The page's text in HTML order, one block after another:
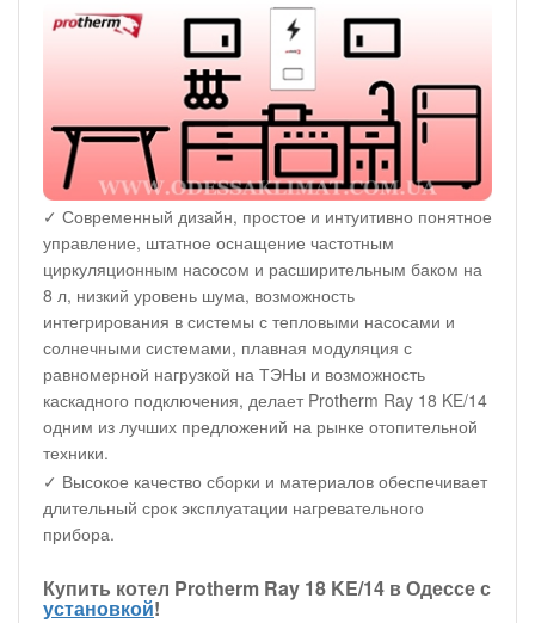
✓ Современный дизайн, простое и интуитивно понятное
управление, штатное оснащение частотным
циркуляционным насосом и расширительным баком на
8 л, низкий уровень шума, возможность
интегрирования в системы с тепловыми насосами и
солнечными системами, плавная модуляция с
равномерной нагрузкой на ТЭНы и возможность
каскадного подключения, делает Protherm Ray 18 KE/14
одним из лучших предложений на рынке отопительной
техники.
✓ Высокое качество сборки и материалов обеспечивает
длительный срок эксплуатации нагревательного
прибора.
Купить котел Protherm Ray 18 KE/14 в Одессе с
установкой!